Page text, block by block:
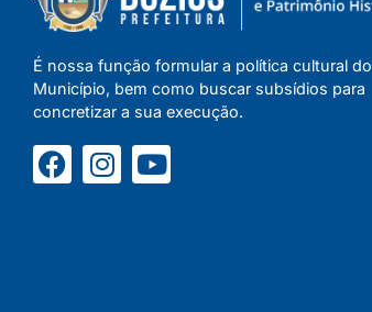
É nossa função formular a política cultural do
Município, bem como buscar subsídios para
concretizar a sua execução.